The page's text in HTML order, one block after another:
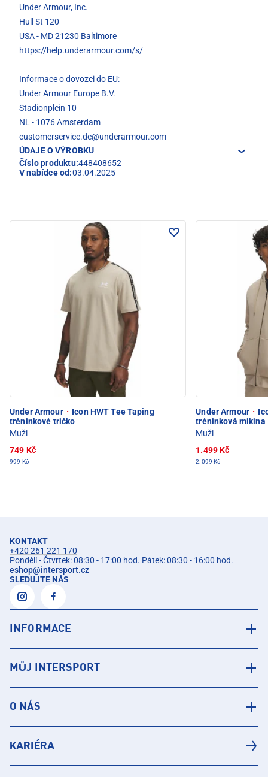
Under Armour, Inc.
Hull St 120
USA - MD 21230 Baltimore
https://help.underarmour.com/s/
Informace o dovozci do EU:
Under Armour Europe B.V.
Stadionplein 10
NL - 1076 Amsterdam
customerservice.de@underarmour.com
ÚDAJE O VÝROBKU
Číslo produktu:448408652
V nabídce od:03.04.2025
Under Armour · Icon HWT Tee Taping
tréninkové tričko
Muži
749 Kč
999 Kč
Under Armour ·
tréninková mikina
Muži
1.499 Kč
2.099 Kč
KONTAKT
+420 261 221 170
Pondělí - Čtvrtek: 08:30 - 17:00 hod. Pátek: 08:30 - 16:00 hod.
eshop@intersport.cz
SLEDUJTE NÁS
INFORMACE
MŮJ INTERSPORT
O NÁS
KARIÉRA